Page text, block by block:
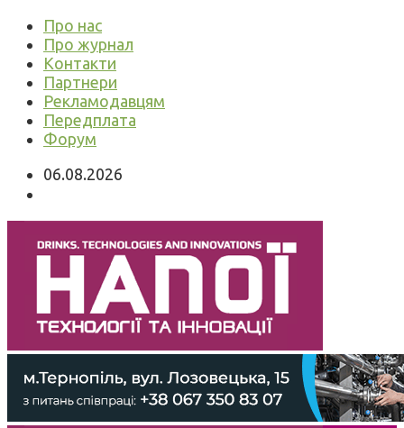
Про нас
Про журнал
Контакти
Партнери
Рекламодавцям
Передплата
Форум
06.08.2026